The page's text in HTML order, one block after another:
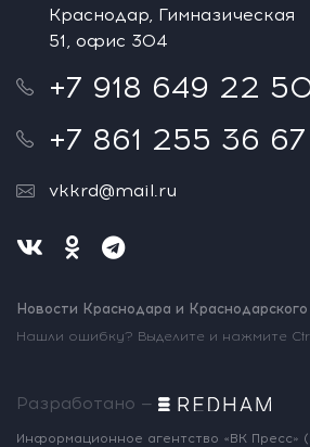
Краснодар, Гимназическая
51, офис 304
+7 918 649 22
+7 861 255 36 67
vkkrd@mail.ru
Новости Краснодара и Краснодарского
Нашли ошибку? Выделите и нажмите
Разработано —
Информационное агентство «ВК Пресс»